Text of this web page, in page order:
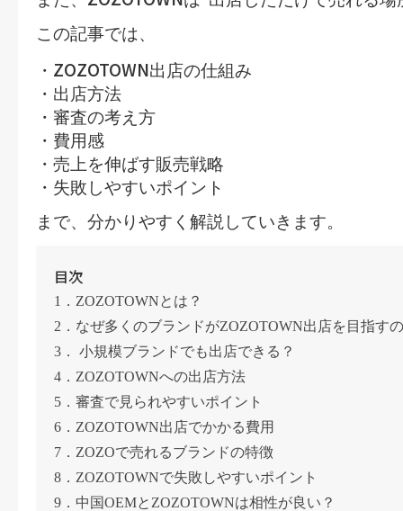
この記事では、
・ ZOZOTOWN出店の仕組み
・出店方法
・審査の考え方
・費用感
・売上を伸ばす販売戦略
・失敗しやすいポイント
まで、分かりやすく解説していきます。
目次
1．ZOZOTOWNとは？
2．なぜ多くのブランドがZOZOTOWN出店を目指す
3． 小規模ブランドでも出店できる？
4．ZOZOTOWNへの出店方法
5．審査で見られやすいポイント
6．ZOZOTOWN出店でかかる費用
7．ZOZOで売れるブランドの特徴
8．ZOZOTOWNで失敗しやすいポイント
9．中国OEMとZOZOTOWNは相性が良い？